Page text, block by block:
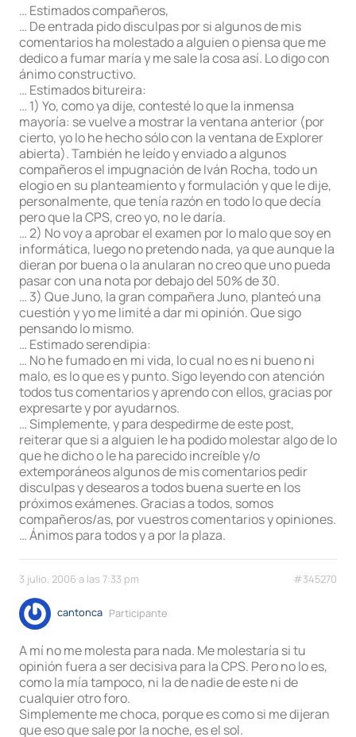
… Estimados compañeros,
… De entrada pido disculpas por si algunos de mis
comentarios ha molestado a alguien o piensa que me
dedico a fumar maría y me sale la cosa así. Lo digo con
ánimo constructivo.
… Estimados bitureira:
… 1) Yo, como ya dije, contesté lo que la inmensa
mayoría: se vuelve a mostrar la ventana anterior (por
cierto, yo lo he hecho sólo con la ventana de Explorer
abierta). También he leído y enviado a algunos
compañeros el impugnación de Iván Rocha, todo un
elogio en su planteamiento y formulación y que le dije,
personalmente, que tenía razón en todo lo que decía
pero que la CPS, creo yo, no le daría.
… 2) No voy a aprobar el examen por lo malo que soy en
informática, luego no pretendo nada, ya que aunque la
dieran por buena o la anularan no creo que uno pueda
pasar con una nota por debajo del 50% de 30.
… 3) Que Juno, la gran compañera Juno, planteó una
cuestión y yo me limité a dar mi opinión. Que sigo
pensando lo mismo.
… Estimado serendipia:
… No he fumado en mi vida, lo cual no es ni bueno ni
malo, es lo que es y punto. Sigo leyendo con atención
todos tus comentarios y aprendo con ellos, gracias por
expresarte y por ayudarnos.
… Simplemente, y para despedirme de este post,
reiterar que si a alguien le ha podido molestar algo de lo
que he dicho o le ha parecido increíble y/o
extemporáneos algunos de mis comentarios pedir
disculpas y desearos a todos buena suerte en los
próximos exámenes. Gracias a todos, somos
compañeros/as, por vuestros comentarios y opiniones.
… Ánimos para todos y a por la plaza.
3 julio, 2006 a las 7:33 pm #345270
cantonca Participante
A mí no me molesta para nada. Me molestaría si tu
opinión fuera a ser decisiva para la CPS. Pero no lo es,
como la mía tampoco, ni la de nadie de este ni de
cualquier otro foro.
Simplemente me choca, porque es como si me dijeran
que eso que sale por la noche, es el sol.